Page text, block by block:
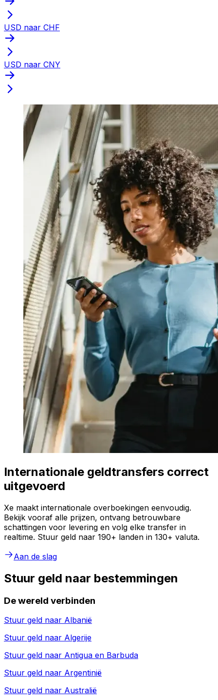
USD naar CHF
USD naar CNY
Internationale geldtransfers correct
uitgevoerd
Xe maakt internationale overboekingen eenvoudig.
Bekijk vooraf alle prijzen, ontvang betrouwbare
schattingen voor levering en volg elke transfer in
realtime. Stuur geld naar 190+ landen in 130+ valuta.
Aan de slag
Stuur geld naar bestemmingen
De wereld verbinden
Stuur geld naar Albanië
Stuur geld naar Algerije
Stuur geld naar Antigua en Barbuda
Stuur geld naar Argentinië
Stuur geld naar Australië